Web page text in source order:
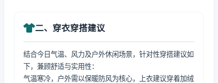
二、穿衣穿搭建议
结合今日气温、风力及户外休闲场景，针对性穿搭建议如
下，兼顾舒适与实用性：
气温寒冷，户外需以保暖防风为核心，上衣建议穿着加绒